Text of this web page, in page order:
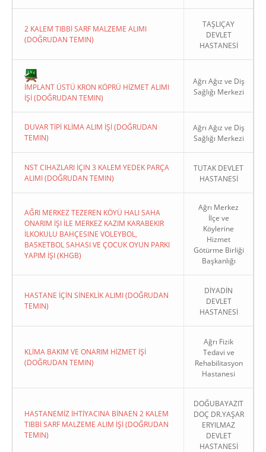
2 KALEM TIBBİ SARF MALZEME ALIMI
(DOĞRUDAN TEMIN)
TAŞLIÇAY
DEVLET
HASTANESİ
İMPLANT ÜSTÜ KRON KÖPRÜ HİZMET ALIMI
İŞİ (DOĞRUDAN TEMIN)
Ağrı Ağız ve Diş
Sağlığı Merkezi
DUVAR TİPİ KLİMA ALIM İŞİ (DOĞRUDAN
TEMIN)
Ağrı Ağız ve Diş
Sağlığı Merkezi
NST CIHAZLARI İÇIN 3 KALEM YEDEK PARÇA
ALIMI (DOĞRUDAN TEMIN)
TUTAK DEVLET
HASTANESİ
AĞRI MERKEZ TEZEREN KÖYÜ HALI SAHA
ONARIM İŞI İLE MERKEZ KAZIM KARABEKIR
İLKOKULU BAHÇESINE VOLEYBOL,
BASKETBOL SAHASI VE ÇOCUK OYUN PARKI
YAPIM İŞI (KHGB)
Ağrı Merkez
İlçe ve
Köylerine
Hizmet
Götürme Birliği
Başkanlığı
HASTANE İÇİN SİNEKLİK ALIMI (DOĞRUDAN
TEMIN)
DİYADİN
DEVLET
HASTANESİ
KLİMA BAKIM VE ONARIM HİZMET İŞİ
(DOĞRUDAN TEMIN)
Ağrı Fizik
Tedavi ve
Rehabilitasyon
Hastanesi
HASTANEMİZ İHTİYACINA BİNAEN 2 KALEM
TIBBİ SARF MALZEME ALIM İŞİ (DOĞRUDAN
TEMIN)
DOĞUBAYAZIT
DOÇ DR.YAŞAR
ERYILMAZ
DEVLET
HASTANESİ